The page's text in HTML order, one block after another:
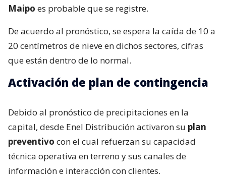
Maipo es probable que se registre.
De acuerdo al pronóstico, se espera la caída de 10 a
20 centímetros de nieve en dichos sectores, cifras
que están dentro de lo normal.
Activación de plan de contingencia
Debido al pronóstico de precipitaciones en la
capital, desde Enel Distribución activaron su plan
preventivo con el cual refuerzan su capacidad
técnica operativa en terreno y sus canales de
información e interacción con clientes.